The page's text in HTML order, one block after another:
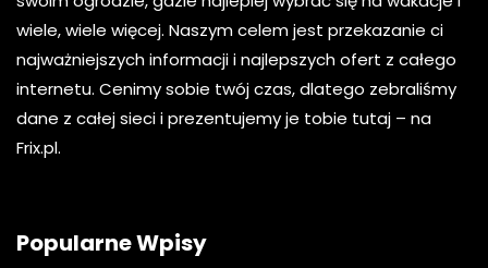
wiele, wiele więcej. Naszym celem jest przekazanie ci
najważniejszych informacji i najlepszych ofert z całego
internetu. Cenimy sobie twój czas, dlatego zebraliśmy
dane z całej sieci i prezentujemy je tobie tutaj – na
Frix.pl.
Popularne Wpisy